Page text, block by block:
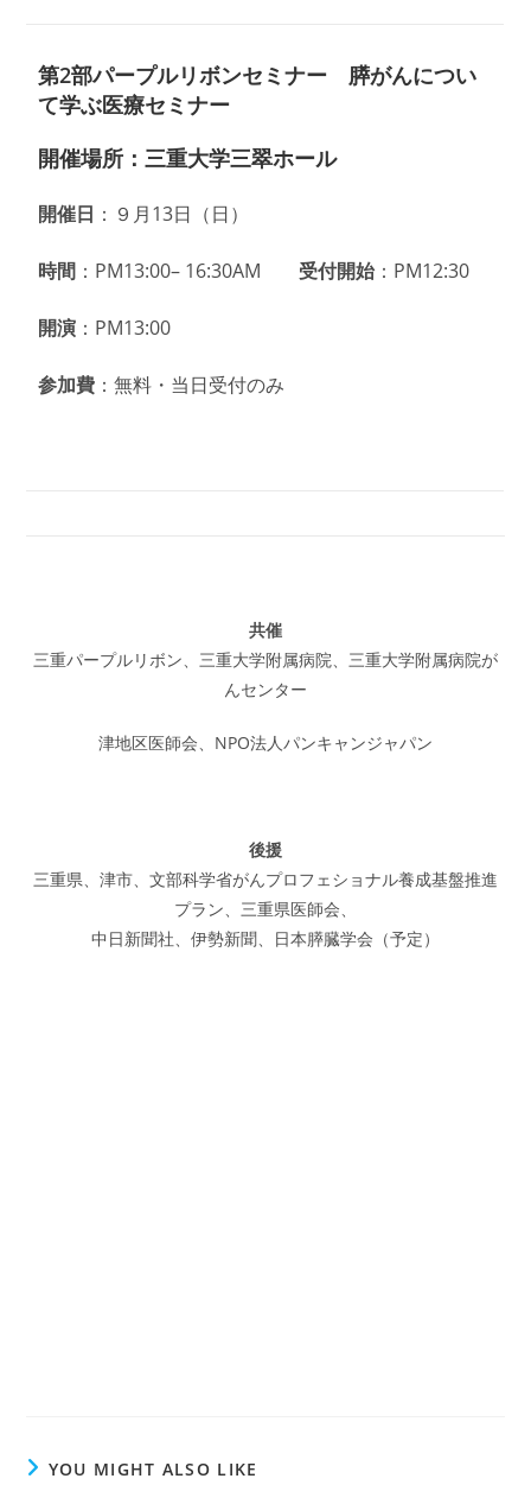
第2部パープルリボンセミナー 膵がんについ
て学ぶ医療セミナー
開催場所：三重大学三翠ホール
開催日 ：９月13日（日）
時間 ：PM13:00– 16:30AM 受付開始：PM12:30
開演 ：PM13:00
参加費 ：無料・当日受付のみ
共催
三重パープルリボン、三重大学附属病院、三重大学附属病院が
んセンター
津地区医師会、NPO法人パンキャンジャパン
後援
三重県、津市、文部科学省がんプロフェショナル養成基盤推進
プラン、三重県医師会、
中日新聞社、伊勢新聞、日本膵臓学会（予定）
YOU MIGHT ALSO LIKE